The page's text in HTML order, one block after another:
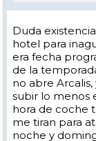
Duda
hotel para
era fecha
de la
no abre
subir lo menos
hora de coche
me tiran para
noche y